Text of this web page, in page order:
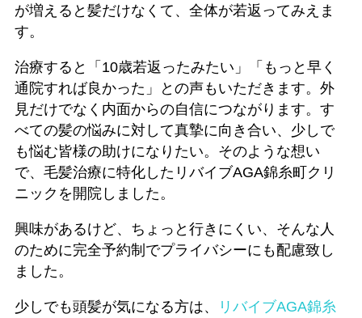
が増えると髪だけなくて、全体が若返ってみえま
す。
治療すると「10歳若返ったみたい」「もっと早く
通院すれば良かった」との声もいただきます。外
見だけでなく内面からの自信につながります。す
べての髪の悩みに対して真摯に向き合い、少しで
も悩む皆様の助けになりたい。そのような想い
で、毛髪治療に特化したリバイブAGA錦糸町クリ
ニックを開院しました。
興味があるけど、ちょっと行きにくい、そんな人
のために完全予約制でプライバシーにも配慮致し
ました。
少しでも頭髪が気になる方は、
リバイブAGA錦糸